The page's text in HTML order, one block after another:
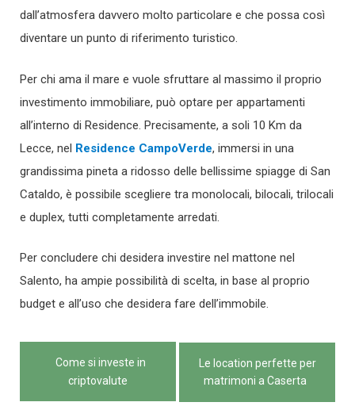
dall’atmosfera davvero molto particolare e che possa così
diventare un punto di riferimento turistico.
Per chi ama il mare e vuole sfruttare al massimo il proprio
investimento immobiliare, può optare per appartamenti
all’interno di Residence. Precisamente, a soli 10 Km da
Lecce, nel Residence CampoVerde, immersi in una
grandissima pineta a ridosso delle bellissime spiagge di San
Cataldo, è possibile scegliere tra monolocali, bilocali, trilocali
e duplex, tutti completamente arredati.
Per concludere chi desidera investire nel mattone nel
Salento, ha ampie possibilità di scelta, in base al proprio
budget e all’uso che desidera fare dell’immobile.
Navigazione
articoli
Come si investe in
criptovalute
Le location perfette per
matrimoni a Caserta